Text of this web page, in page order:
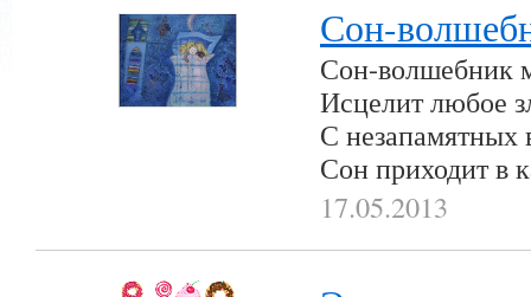
Сон-
Сон-волшебник
Исцелит любое
С незапамятных
Сон приходит в
17.05.2013